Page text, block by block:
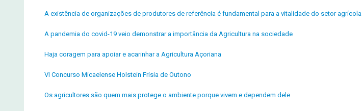
A existência de organizações de produtores de referência é fundamental para a vitalidade do setor agrícola
A pandemia do covid-19 veio demonstrar a importância da Agricultura na sociedade
Haja coragem para apoiar e acarinhar a Agricultura Açoriana
VI Concurso Micaelense Holstein Frísia de Outono
Os agricultores são quem mais protege o ambiente porque vivem e dependem dele